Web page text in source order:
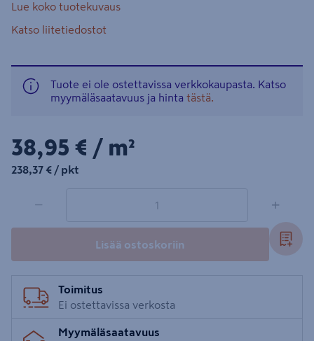
Lue koko tuotekuvaus
Katso liitetiedostot
Tuote ei ole ostettavissa verkkokaupasta. Katso
myymäläsaatavuus ja hinta tästä.
38,95€/m²
38,95 € / m²
238,37€/pkt
238,37 € / pkt
− +
Lisää ostoskoriin
Toimitus
Ei ostettavissa verkosta
Myymäläsaatavuus